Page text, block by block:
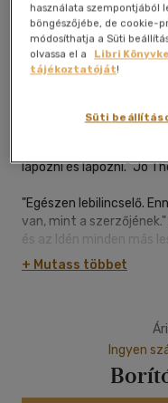
Kívánságlistához adom
lapozni és lapozni." Jo
"Egészen lebilincselő.
van, mint a
és az Idén minden más
Hollywoodból el tud
Hírnév, vagyon,
Amikor botrányba
+ Mutass többet
Ingyen
használata szempontjából
böngészőjébe, de cookie-
módosíthatja a Süti
olvassa el a
Libri
tájékoztatóját!
Süti